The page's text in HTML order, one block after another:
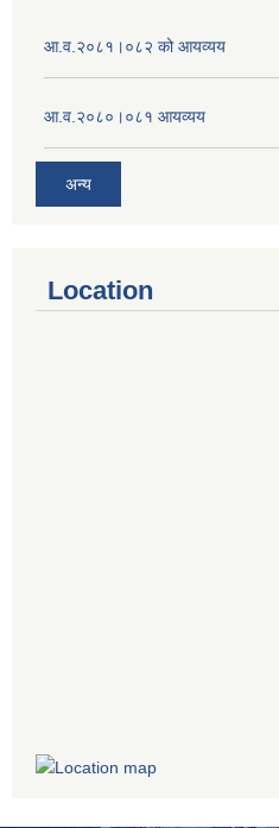
आ.व.२०८१।०८२ को आयव्यय
आ.व.२०८०।०८१ आयव्यय
अन्य
Location